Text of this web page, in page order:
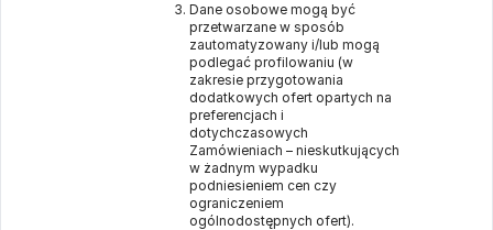
Dane osobowe mogą być
przetwarzane w sposób
zautomatyzowany i/lub mogą
podlegać profilowaniu (w
zakresie przygotowania
dodatkowych ofert opartych na
preferencjach i
dotychczasowych
Zamówieniach – nieskutkujących
w żadnym wypadku
podniesieniem cen czy
ograniczeniem
ogólnodostępnych ofert).